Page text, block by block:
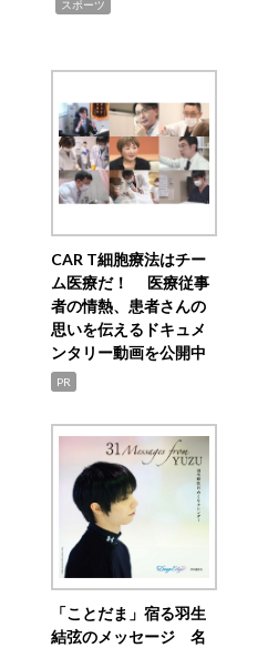
スポーツ
CAR T細胞療法はチー
ム医療だ！ 医療従事
者の情熱、患者さんの
思いを伝えるドキュメ
ンタリー動画を公開中
PR
「ことだま」宿る羽生
結弦のメッセージ 名